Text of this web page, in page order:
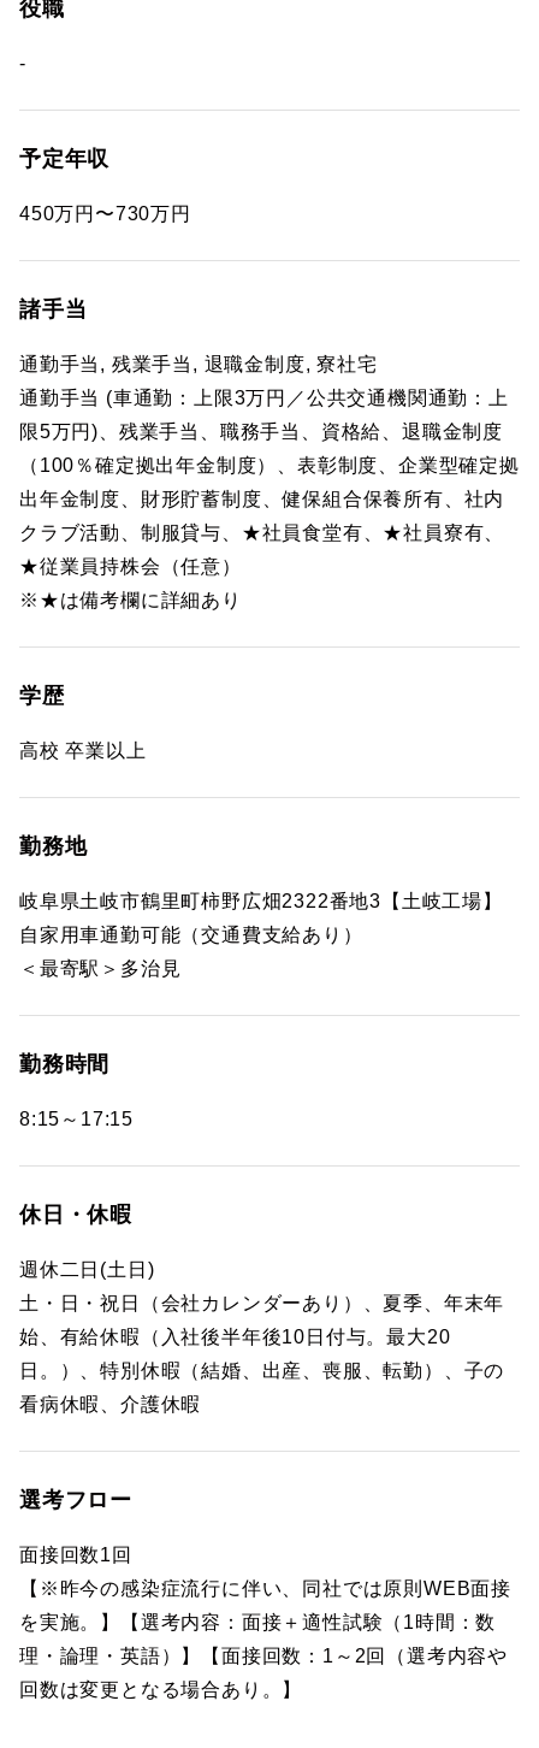
役職
-
予定年収
450万円〜730万円
諸手当
通勤手当, 残業手当, 退職金制度, 寮社宅
通勤手当 (車通勤：上限3万円／公共交通機関通勤：上
限5万円)、残業手当、職務手当、資格給、退職金制度
（100％確定拠出年金制度）、表彰制度、企業型確定拠
出年金制度、財形貯蓄制度、健保組合保養所有、社内
クラブ活動、制服貸与、★社員食堂有、★社員寮有、
★従業員持株会（任意）
※★は備考欄に詳細あり
学歴
高校 卒業以上
勤務地
岐阜県土岐市鶴里町柿野広畑2322番地3【土岐工場】
自家用車通勤可能（交通費支給あり）
＜最寄駅＞多治見
勤務時間
8:15～17:15
休日・休暇
週休二日(土日)
土・日・祝日（会社カレンダーあり）、夏季、年末年
始、有給休暇（入社後半年後10日付与。最大20
日。）、特別休暇（結婚、出産、喪服、転勤）、子の
看病休暇、介護休暇
選考フロー
面接回数1回
【※昨今の感染症流行に伴い、同社では原則WEB面接
を実施。】【選考内容：面接＋適性試験（1時間：数
理・論理・英語）】【面接回数：1～2回（選考内容や
回数は変更となる場合あり。】